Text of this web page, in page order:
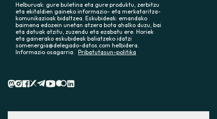
Helburuak: gure buletina eta gure produktu, zerbitzu
eta ekitaldien gaineko informazio- eta merkataritza-
komunikazioak bidaltzea. Eskubideak: emandako
baimena edozein unetan atzera bota ahalko duzu, bai
eta datuak atzitu, zuzendu eta ezabatu ere. Horiek
eta gainerako eskubideak baliatzeko idatzi
somenergia@delegado-datos.com helbidera.
Informazio osagarria: Pribatutasun-politika